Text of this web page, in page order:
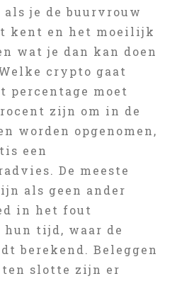
je de buurvrouw
kent en het moeilijk
wat je dan kan doen
crypto gaat
percentage moet
zijn om in de
worden opgenomen,
een
De meeste
als geen ander
in het fout
hun tijd, waar de
berekend. Beleggen
slotte zijn er